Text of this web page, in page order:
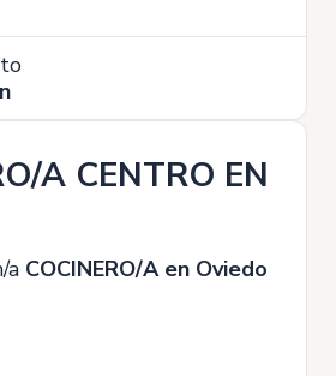
A CENTRO EN
a COCINERO/A en Oviedo